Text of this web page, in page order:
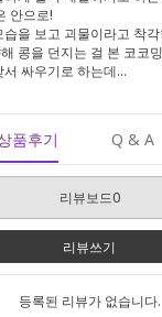
안으로!
을 보고 괴물이라고 착
콩을 던지는 걸 본 코코
싸우기로 하는데…
품후기 Q & A
리뷰보드0
리뷰쓰기
등록된 리뷰가 없습니다.